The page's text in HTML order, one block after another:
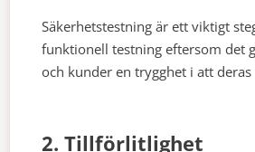
Säkerhetstestning är ett viktigt
funktionell testning eftersom det
och kunder en trygghet i att deras
2. Tillförlitlighet